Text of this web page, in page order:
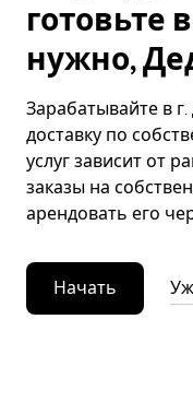
готовьте
нужно,
Зарабатывайте в
доставку по
услуг зависит от
заказы на
арендовать его
Начать